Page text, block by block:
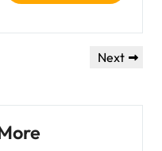
Next
Next